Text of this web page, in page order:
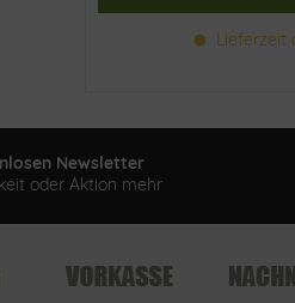
Lieferzeit
Newsletter
oder Aktion mehr